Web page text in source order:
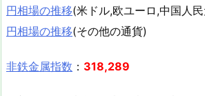
円相場の推移(米ドル,欧ユーロ,中国人
円相場の推移(その他の通貨)
非鉄金属指数 ： 318,289